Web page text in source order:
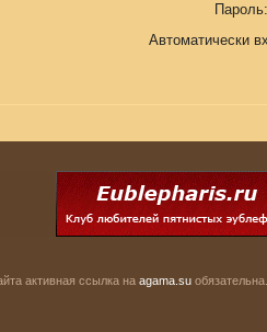
Пароль:
Автоматически
активная ссылка на agama.su обязательна.